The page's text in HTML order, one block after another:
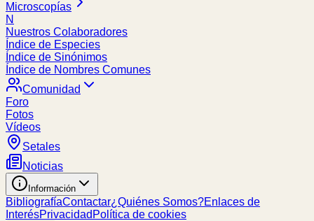
Microscopías
N
Nuestros Colaboradores
Índice de Especies
Índice de Sinónimos
Índice de Nombres Comunes
Comunidad
Foro
Fotos
Vídeos
Setales
Noticias
Información
BibliografíaContactar¿Quiénes Somos?Enlaces de
InterésPrivacidad Política de cookies